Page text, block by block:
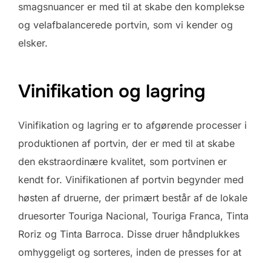
smagsnuancer er med til at skabe den komplekse
og velafbalancerede portvin, som vi kender og
elsker.
Vinifikation og lagring
Vinifikation og lagring er to afgørende processer i
produktionen af portvin, der er med til at skabe
den ekstraordinære kvalitet, som portvinen er
kendt for. Vinifikationen af portvin begynder med
høsten af druerne, der primært består af de lokale
druesorter Touriga Nacional, Touriga Franca, Tinta
Roriz og Tinta Barroca. Disse druer håndplukkes
omhyggeligt og sorteres, inden de presses for at